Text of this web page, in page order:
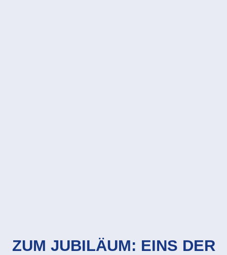
ZUM JUBILÄUM: EINS DER